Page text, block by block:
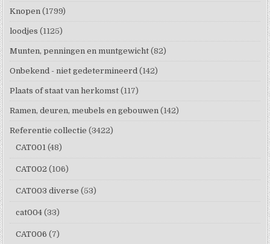
Knopen (1799)
loodjes (1125)
Munten, penningen en muntgewicht (82)
Onbekend - niet gedetermineerd (142)
Plaats of staat van herkomst (117)
Ramen, deuren, meubels en gebouwen (142)
Referentie collectie (3422)
CAT001 (48)
CAT002 (106)
CAT003 diverse (53)
cat004 (33)
CAT006 (7)